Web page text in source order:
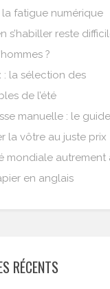
fatigue numérique
s’habiller reste
?
: la sélection des
de l’été
manuelle : le
la vôtre au juste prix
mondiale autrement
en anglais
RÉCENTS